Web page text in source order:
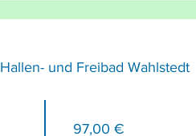
Hallen- und Freibad Wahlstedt
97,00 €